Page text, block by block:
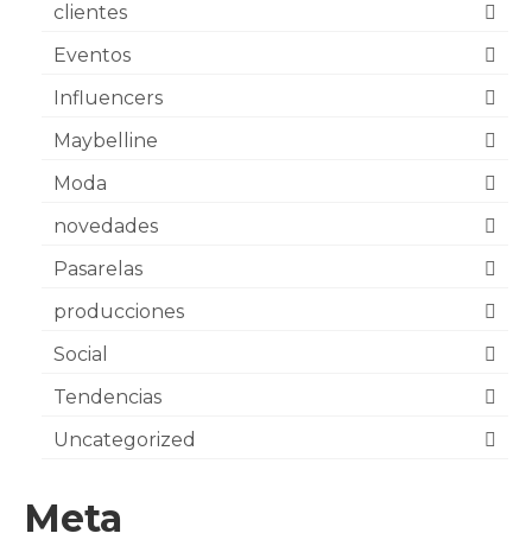
clientes
Eventos
Influencers
Maybelline
Moda
novedades
Pasarelas
producciones
Social
Tendencias
Uncategorized
Meta